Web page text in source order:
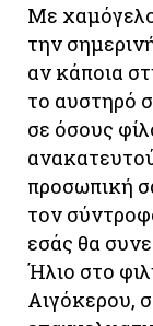
Με χαμόγελο
την
αν κάποια
το αυστηρό
σε όσους
προσωπική
τον
εσάς θα
Ήλιο στο
Αιγόκερου,